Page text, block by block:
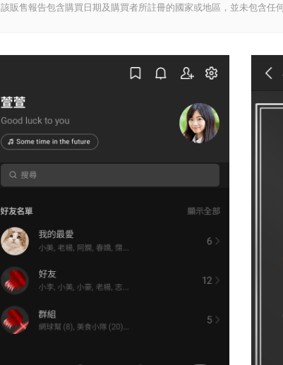
該販售報告包含購買日期及購買者所註冊的國家或地區，並未包含任